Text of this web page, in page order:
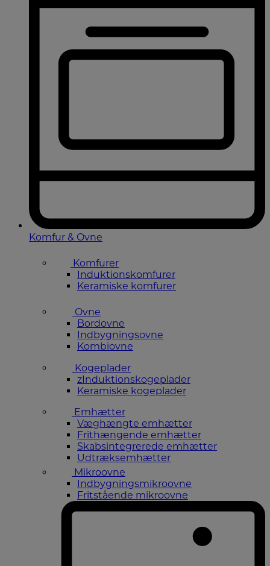
Komfur & Ovne
Komfurer
Induktionskomfurer
Keramiske komfurer
Ovne
Bordovne
Indbygningsovne
Kombiovne
Kogeplader
zInduktionskogeplader
Keramiske kogeplader
Emhætter
Væghængte emhætter
Frithængende emhætter
Skabsintegrerede emhætter
Udtræksemhætter
Mikroovne
Indbygningsmikroovne
Fritstående mikroovne